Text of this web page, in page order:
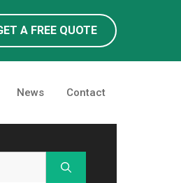
A FREE QUOTE
News Contact